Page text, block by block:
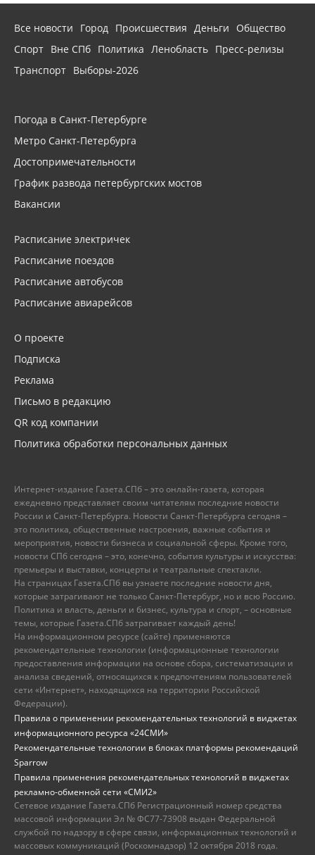
Все новости Город Происшествия Деньги
Общество
Спорт Вне СПб Политика Ленобласть Пресс-релизы
Транспорт Выборы-2026
Погода в Санкт-Петербурге
Метро Санкт-Петербурга
Достопримечательности
График развода петербургских мостов
Вакансии
Расписание электричек
Расписание поездов
Расписание автобусов
Расписание авиарейсов
О проекте
Подписка
Реклама
Письмо в редакцию
QR код компании
Политика обработки персональных данных
Интернет-издание Газета.СПб – это онлайн-газета, которая
ежедневно представляет своим читателям последние новости
России и Санкт-Петербурга. Новости Санкт-Петербурга сегодня –
это политика, общественные настроения, важные события и
мероприятия, новости бизнеса и социальной сферы. Кроме того,
новости СПб сегодня – это, конечно, события культуры и искусства:
премьеры и выставки, концерты и театральные спектакли.
На страницах Газета.СПб вы узнаете последние новости дня,
которые затрагивают не только Санкт-Петербург, но и всю Россию.
Политика и власть, деньги и бизнес, культура и спорт, – основные
темы, которые Газета.СПб затрагивает каждый день!
На информационном ресурсе (сайте) применяются
рекомендательные технологии (информационные технологии
предоставления информации на основе сбора, систематизации и
анализа сведений, относящихся к предпочтениям пользователей
сети «Интернет», находящихся на территории Российской
Федерации).
Правила о применении рекомендательных технологий в виджетах
информационного ресурса «24СМИ»
Рекомендательные технологии в блоках платформы рекомендаций
Sparrow
Правила применения рекомендательных технологий в виджетах
рекламно-обменной сети «СМИ2»
Сетевое издание Газета.СПб Регистрационный номер средства
массовой информации Эл № ФС77-73908 выдан Федеральной
службой по надзору в сфере связи, информационных технологий и
массовых коммуникаций (Роскомнадзор) 12 октября 2018 года.